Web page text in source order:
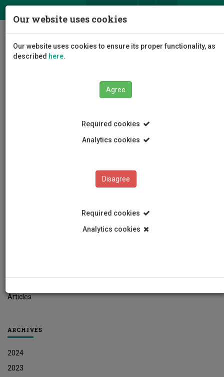
Articles
ARCHIVES
2024
2023
Our website uses cookies
Our website uses cookies to ensure its proper functionality, as
described here.
Agree
Required cookies
Analytics cookies
Disagree
Required cookies
Analytics cookies